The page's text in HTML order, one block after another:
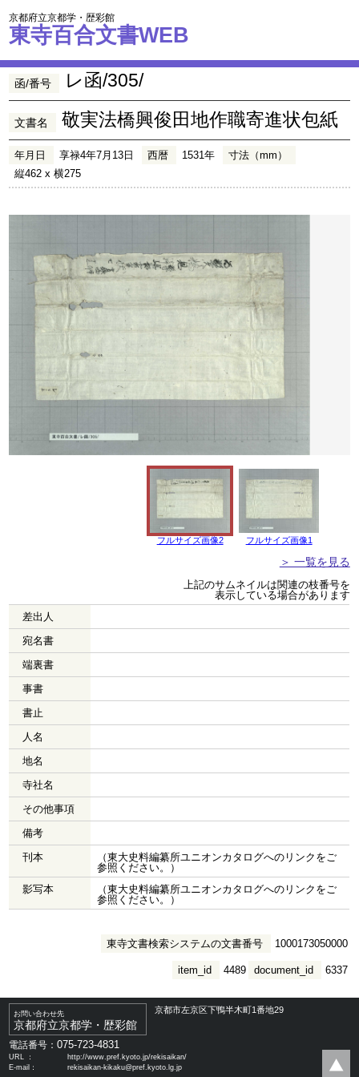
京都府立京都学・歴彩館
東寺百合文書WEB
函/番号 レ函/305/
文書名 敬実法橋興俊田地作職寄進状包紙
年月日 享禄4年7月13日 西暦 1531年
寸法（mm）
縦462 x 横275
フルサイズ画像2 フルサイズ画像1
＞ 一覧を見る
上記のサムネイルは関連の枝番号を
表示している場合があります
差出人
宛名書
端裏書
事書
書止
人名
地名
寺社名
その他事項
備考
刊本
（東大史料編纂所ユニオンカタログへのリンクをご
参照ください。）
影写本
（東大史料編纂所ユニオンカタログへのリンクをご
参照ください。）
東寺文書検索システムの文書番号 1000173050000
document_id 6337
item_id 4489
お問い合わせ先
京都府立京都学・歴彩館
京都市左京区下鴨半木町1番地29
電話番号：075-723-4831
URL ：
http://www.pref.kyoto.jp/rekisaikan/
E-mail：
rekisaikan-kikaku@pref.kyoto.lg.jp